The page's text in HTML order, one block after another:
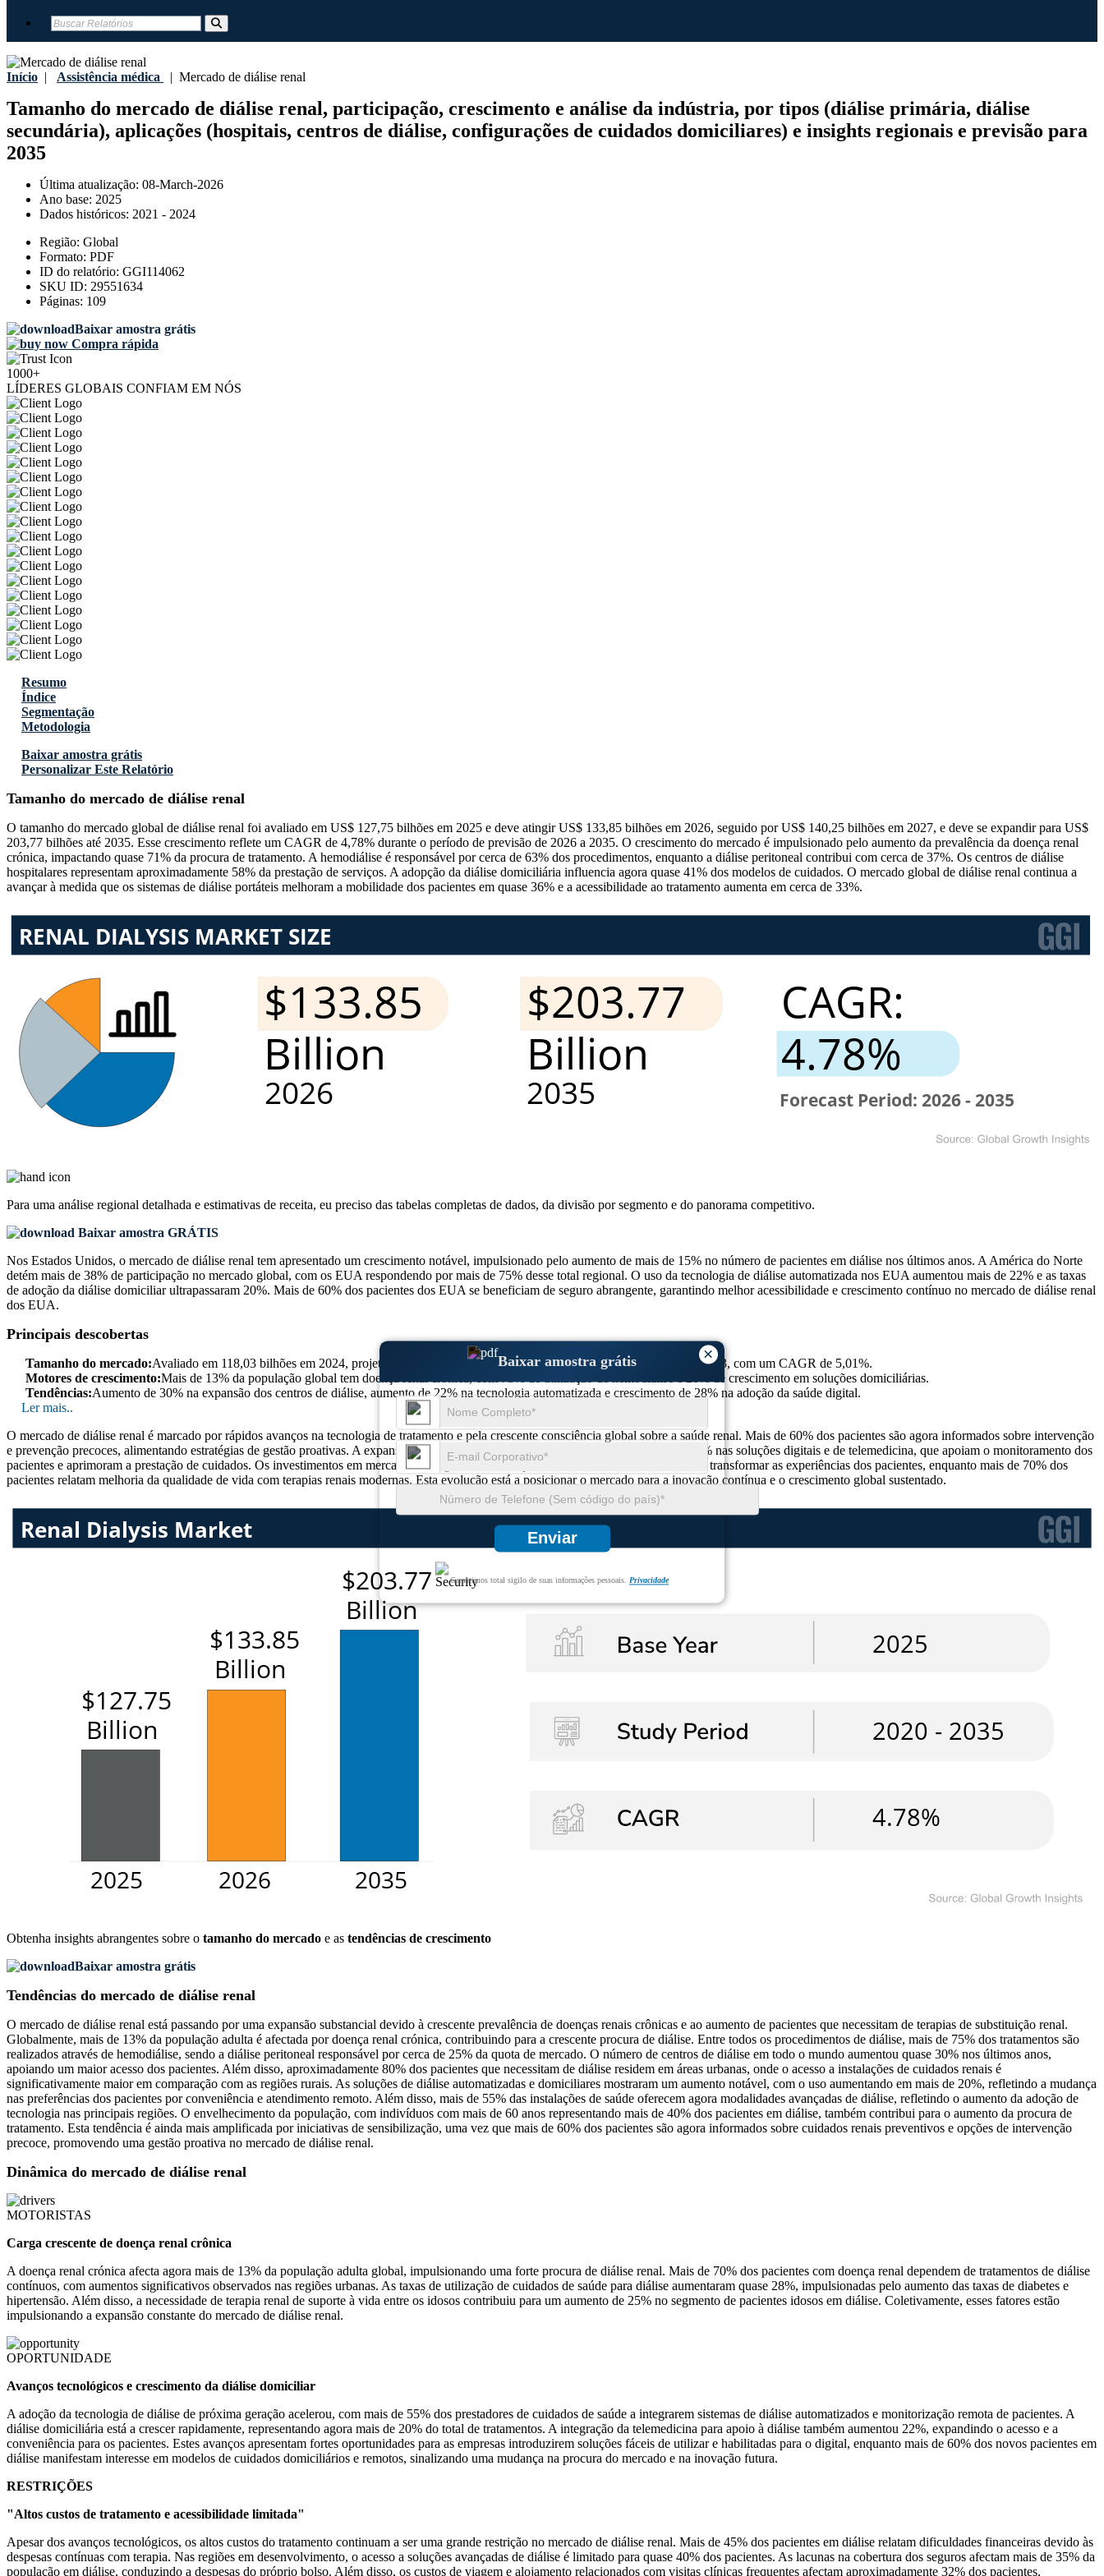
Início | Assistência médica | Mercado de diálise renal
Tamanho do mercado de diálise renal, participação, crescimento e análise da indústria, por tipos (diálise primária, diálise
secundária), aplicações (hospitais, centros de diálise, configurações de cuidados domiciliares) e insights regionais e previsão para
2035
Última atualização: 08-March-2026
Ano base: 2025
Dados históricos: 2021 - 2024
Região: Global
Formato: PDF
ID do relatório: GGI114062
SKU ID: 29551634
Páginas: 109
Baixar amostra grátis
Compra rápida
1000+
LÍDERES GLOBAIS CONFIAM EM NÓS
×
Baixar amostra grátis
Enviar
Garantimos total sigilo de suas informações pessoais. Privacidade
Resumo
Índice
Segmentação
Metodologia
Baixar amostra grátis
Personalizar Este Relatório
Tamanho do mercado de diálise renal
O tamanho do mercado global de diálise renal foi avaliado em US$ 127,75 bilhões em 2025 e deve atingir US$ 133,85 bilhões em 2026, seguido por US$ 140,25 bilhões em 2027, e deve se expandir para US$
203,77 bilhões até 2035. Esse crescimento reflete um CAGR de 4,78% durante o período de previsão de 2026 a 2035. O crescimento do mercado é impulsionado pelo aumento da prevalência da doença renal
crónica, impactando quase 71% da procura de tratamento. A hemodiálise é responsável por cerca de 63% dos procedimentos, enquanto a diálise peritoneal contribui com cerca de 37%. Os centros de diálise
hospitalares representam aproximadamente 58% da prestação de serviços. A adopção da diálise domiciliária influencia agora quase 41% dos modelos de cuidados. O mercado global de diálise renal continua a
avançar à medida que os sistemas de diálise portáteis melhoram a mobilidade dos pacientes em quase 36% e a acessibilidade ao tratamento aumenta em cerca de 33%.
Para uma análise regional detalhada e estimativas de receita, eu preciso das tabelas completas de dados, da divisão por segmento e do panorama competitivo.
Baixar amostra GRÁTIS
Nos Estados Unidos, o mercado de diálise renal tem apresentado um crescimento notável, impulsionado pelo aumento de mais de 15% no número de pacientes em diálise nos últimos anos. A América do Norte
detém mais de 38% de participação no mercado global, com os EUA respondendo por mais de 75% desse total regional. O uso da tecnologia de diálise automatizada nos EUA aumentou mais de 22% e as taxas
de adoção da diálise domiciliar ultrapassaram 20%. Mais de 60% dos pacientes dos EUA se beneficiam de seguro abrangente, garantindo melhor acessibilidade e crescimento contínuo no mercado de diálise renal
dos EUA.
Principais descobertas
Tamanho do mercado:Avaliado em 118,03 bilhões em 2024, projetado para atingir 123,94 bilhões em 2025 e 183,26 bilhões em 2033, com um CAGR de 5,01%.
Motores de crescimento:Mais de 13% da população global tem doença renal crónica, com 75% de utilização de hemodiálise e 20% de crescimento em soluções domiciliárias.
Tendências:Aumento de 30% na expansão dos centros de diálise, aumento de 22% na tecnologia automatizada e crescimento de 28% na adoção da saúde digital.
Ler mais..
O mercado de diálise renal é marcado por rápidos avanços na tecnologia de tratamento e pela crescente consciência global sobre a saúde renal. Mais de 60% dos pacientes são agora informados sobre intervenção
e prevenção precoces, alimentando estratégias de gestão proativas. A expansão do mercado também é influenciada pelo aumento de 28% nas soluções digitais e de telemedicina, que apoiam o monitoramento dos
pacientes e aprimoram a prestação de cuidados. Os investimentos em mercados emergentes e em dispositivos de diálise vestíveis estão a transformar as experiências dos pacientes, enquanto mais de 70% dos
pacientes relatam melhoria da qualidade de vida com terapias renais modernas. Esta evolução está a posicionar o mercado para a inovação contínua e o crescimento global sustentado.
Obtenha insights abrangentes sobre o tamanho do mercado e as tendências de crescimento
Baixar amostra grátis
Tendências do mercado de diálise renal
O mercado de diálise renal está passando por uma expansão substancial devido à crescente prevalência de doenças renais crônicas e ao aumento de pacientes que necessitam de terapias de substituição renal.
Globalmente, mais de 13% da população adulta é afectada por doença renal crónica, contribuindo para a crescente procura de diálise. Entre todos os procedimentos de diálise, mais de 75% dos tratamentos são
realizados através de hemodiálise, sendo a diálise peritoneal responsável por cerca de 25% da quota de mercado. O número de centros de diálise em todo o mundo aumentou quase 30% nos últimos anos,
apoiando um maior acesso dos pacientes. Além disso, aproximadamente 80% dos pacientes que necessitam de diálise residem em áreas urbanas, onde o acesso a instalações de cuidados renais é
significativamente maior em comparação com as regiões rurais. As soluções de diálise automatizadas e domiciliares mostraram um aumento notável, com o uso aumentando em mais de 20%, refletindo a mudança
nas preferências dos pacientes por conveniência e atendimento remoto. Além disso, mais de 55% das instalações de saúde oferecem agora modalidades avançadas de diálise, refletindo o aumento da adoção de
tecnologia nas principais regiões. O envelhecimento da população, com indivíduos com mais de 60 anos representando mais de 40% dos pacientes em diálise, também contribui para o aumento da procura de
tratamento. Esta tendência é ainda mais amplificada por iniciativas de sensibilização, uma vez que mais de 60% dos pacientes são agora informados sobre cuidados renais preventivos e opções de intervenção
precoce, promovendo uma gestão proativa no mercado de diálise renal.
Dinâmica do mercado de diálise renal
MOTORISTAS
Carga crescente de doença renal crônica
A doença renal crónica afecta agora mais de 13% da população adulta global, impulsionando uma forte procura de diálise renal. Mais de 70% dos pacientes com doença renal dependem de tratamentos de diálise
contínuos, com aumentos significativos observados nas regiões urbanas. As taxas de utilização de cuidados de saúde para diálise aumentaram quase 28%, impulsionadas pelo aumento das taxas de diabetes e
hipertensão. Além disso, a necessidade de terapia renal de suporte à vida entre os idosos contribuiu para um aumento de 25% no segmento de pacientes idosos em diálise. Coletivamente, esses fatores estão
impulsionando a expansão constante do mercado de diálise renal.
OPORTUNIDADE
Avanços tecnológicos e crescimento da diálise domiciliar
A adoção da tecnologia de diálise de próxima geração acelerou, com mais de 55% dos prestadores de cuidados de saúde a integrarem sistemas de diálise automatizados e monitorização remota de pacientes. A
diálise domiciliária está a crescer rapidamente, representando agora mais de 20% do total de tratamentos. A integração da telemedicina para apoio à diálise também aumentou 22%, expandindo o acesso e a
conveniência para os pacientes. Estes avanços apresentam fortes oportunidades para as empresas introduzirem soluções fáceis de utilizar e habilitadas para o digital, enquanto mais de 60% dos novos pacientes em
diálise manifestam interesse em modelos de cuidados domiciliários e remotos, sinalizando uma mudança na procura do mercado e na inovação futura.
RESTRIÇÕES
"Altos custos de tratamento e acessibilidade limitada"
Apesar dos avanços tecnológicos, os altos custos do tratamento continuam a ser uma grande restrição no mercado de diálise renal. Mais de 45% dos pacientes em diálise relatam dificuldades financeiras devido às
despesas contínuas com terapia. Nas regiões em desenvolvimento, o acesso a soluções avançadas de diálise é limitado para quase 40% dos pacientes. As lacunas na cobertura dos seguros afectam mais de 35% da
população em diálise, conduzindo a despesas do próprio bolso. Além disso, os custos de viagem e alojamento relacionados com visitas clínicas frequentes afectam aproximadamente 32% dos pacientes,